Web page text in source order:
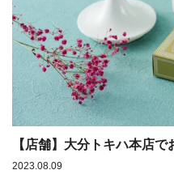
【店舗】大分トキハ本店で
2023.08.09